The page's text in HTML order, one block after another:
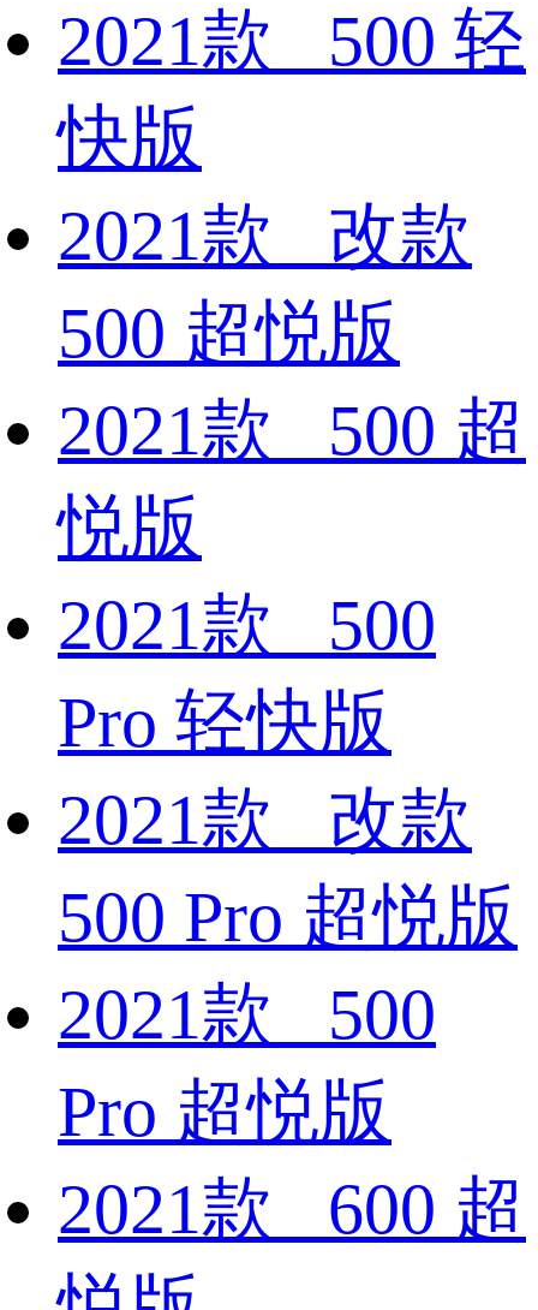
2021款 500 轻
快版
2021款 改款
500 超悦版
2021款 500 超
悦版
2021款 500
Pro 轻快版
2021款 改款
500 Pro 超悦版
2021款 500
Pro 超悦版
2021款 600 超